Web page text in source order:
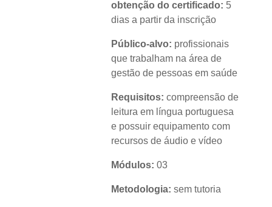
obtenção do certificado: 5
dias a partir da inscrição
Público-alvo: profissionais
que trabalham na área de
gestão de pessoas em saúde
Requisitos: compreensão de
leitura em língua portuguesa
e possuir equipamento com
recursos de áudio e vídeo
Módulos: 03
Metodologia: sem tutoria